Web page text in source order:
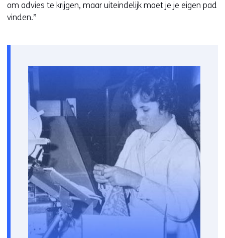
t
v
r
w
i
j
t
n
a
r
om advies te krijgen, maar uiteindelijk moet je je eigen pad
vinden.”